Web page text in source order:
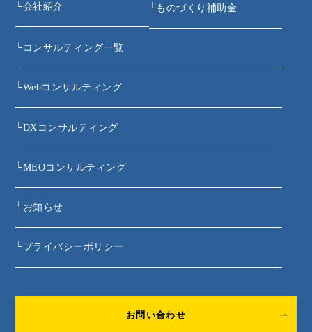
└会社紹介 └ものづくり補助金
└ コンサルティング一覧
└Webコンサルティング
└DXコンサルティング
└MEOコンサルティング
└お知らせ
└プライバシーポリシー
お問い合わせ